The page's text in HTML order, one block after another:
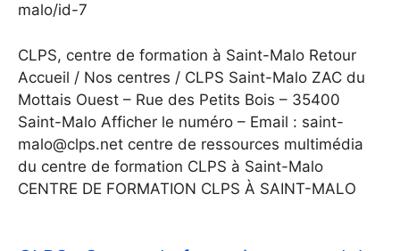
malo/id-7
CLPS, centre de formation à Saint-Malo Retour
Accueil / Nos centres / CLPS Saint-Malo ZAC du
Mottais Ouest – Rue des Petits Bois – 35400
Saint-Malo Afficher le numéro – Email : saint-
malo@clps.net centre de ressources multimédia
du centre de formation CLPS à Saint-Malo
CENTRE DE FORMATION CLPS À SAINT-MALO